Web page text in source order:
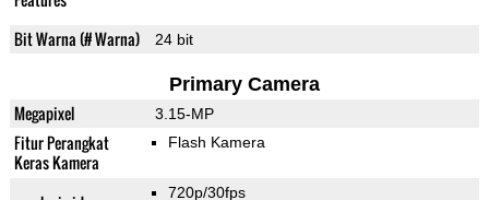
Bit Warna (# Warna)
24 bit
Primary Camera
Megapixel 3.15-MP
Fitur Perangkat
Keras Kamera
Flash Kamera
720p/30fps